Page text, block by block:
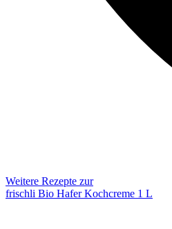
Weitere Rezepte zur
frischli Bio Hafer Kochcreme 1 L